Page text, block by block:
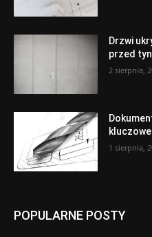
Drzwi
przed
2 sierpnia,
1 sierpnia,
POPULARNE POSTY